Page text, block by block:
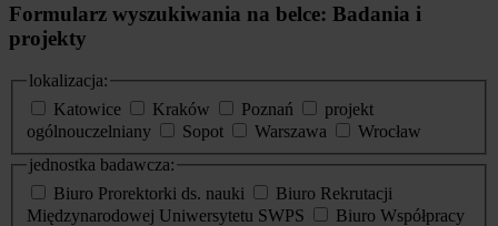
Formularz wyszukiwania na belce: Badania i
projekty
lokalizacja:
Katowice
Kraków Poznań
projekt
ogólnouczelniany
Sopot Warszawa
Wrocław
jednostka badawcza:
Biuro Prorektorki ds. nauki
Biuro Rekrutacji
Międzynarodowej Uniwersytetu SWPS
Biuro Współpracy